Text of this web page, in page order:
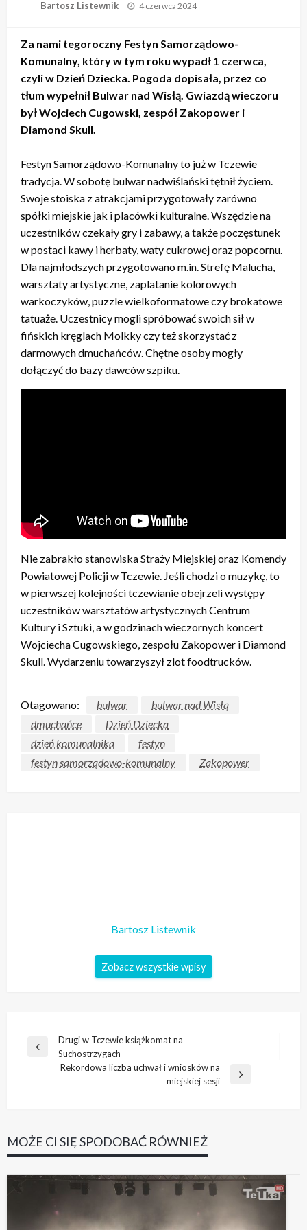
Bartosz Listewnik
Opublikowane
4 czerwca 2024
Za nami tegoroczny Festyn Samorządowo-
Komunalny, który w tym roku wypadł 1 czerwca,
czyli w Dzień Dziecka. Pogoda dopisała, przez co
tłum wypełnił Bulwar nad Wisłą. Gwiazdą wieczoru
był Wojciech Cugowski, zespół Zakopower i
Diamond Skull.
Festyn Samorządowo-Komunalny to już w Tczewie
tradycja. W sobotę bulwar nadwiślański tętnił życiem.
Swoje stoiska z atrakcjami przygotowały zarówno
spółki miejskie jak i placówki kulturalne. Wszędzie na
uczestników czekały gry i zabawy, a także poczęstunek
w postaci kawy i herbaty, waty cukrowej oraz popcornu.
Dla najmłodszych przygotowano m.in. Strefę Malucha,
warsztaty artystyczne, zaplatanie kolorowych
warkoczyków, puzzle wielkoformatowe czy brokatowe
tatuaże. Uczestnicy mogli spróbować swoich sił w
fińskich kręglach Molkky czy też skorzystać z
darmowych dmuchańców. Chętne osoby mogły
dołączyć do bazy dawców szpiku.
Nie zabrakło stanowiska Straży Miejskiej oraz Komendy
Powiatowej Policji w Tczewie. Jeśli chodzi o muzykę, to
w pierwszej kolejności tczewianie obejrzeli występy
uczestników warsztatów artystycznych Centrum
Kultury i Sztuki, a w godzinach wieczornych koncert
Wojciecha Cugowskiego, zespołu Zakopower i Diamond
Skull. Wydarzeniu towarzyszył zlot foodtrucków.
Otagowano: bulwar
bulwar nad Wisłą
dmuchańce
Dzień Dziecka
dzień komunalnika
festyn
festyn samorządowo-komunalny
Zakopower
Bartosz Listewnik
Zobacz wszystkie wpisy
Nawigacja
wpisu
Poprzedni
Drugi w Tczewie książkomat na
Suchostrzygach
Rekordowa liczba uchwał i wniosków na
miejskiej sesji
MOŻE CI SIĘ SPODOBAĆ RÓWNIEŻ